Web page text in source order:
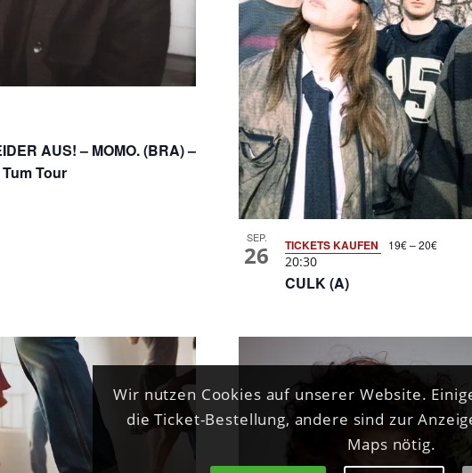
AUS! – MOMO. (BRA) –
Tour
SEP.
26
CULK (A)
20:30
TICKETS KAUFEN 19€ – 20€
Wir nutzen Cookies auf unserer Website.
die Ticket-Bestellung, andere sind zur
Maps nötig.